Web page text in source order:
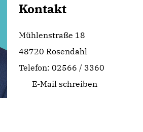
Kontakt
Mühlenstraße 18
48720 Rosendahl
Telefon: 02566 / 3360
E-Mail schreiben